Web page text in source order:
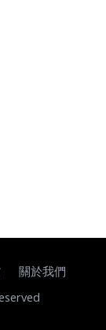
關於我們